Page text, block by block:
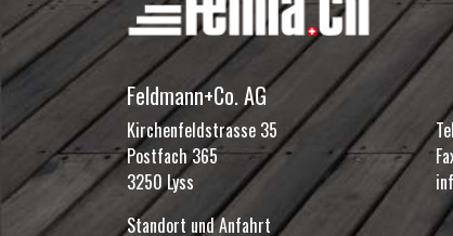
Feldmann+Co. AG
Kirchenfeldstrasse 35
Postfach 365
3250 Lyss
Standort und Anfahrt